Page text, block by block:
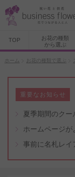
TOP
お花の種類
から選ぶ
ホーム お花の種類で選ぶ
重要なお知らせ